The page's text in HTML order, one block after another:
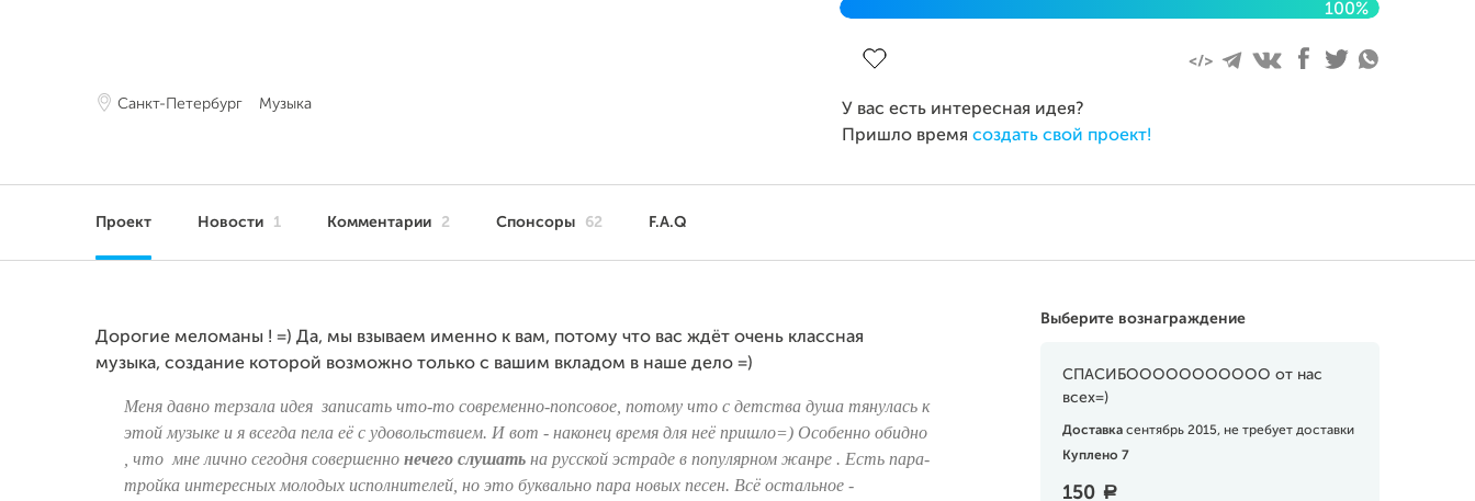
Санкт-Петербург Музыка
100%
У вас есть интересная идея?
Пришло время создать свой проект!
Проект Новости 1 Комментарии 2 Спонсоры 62 F.A.Q
Выберите вознаграждение
СПАСИБООООООООООО от нас
всех=)
Доставка сентябрь 2015, не требует доставки
Куплено 7
150 a
Дорогие меломаны ! =) Да, мы взываем именно к вам, потому что вас ждёт очень классная
музыка, создание которой возможно только с вашим вкладом в наше дело =)
Меня давно терзала идея записать что-то современно-попсовое, потому что с детства душа тянулась к
этой музыке и я всегда пела её с удовольствием. И вот - наконец время для неё пришло=) Особенно обидно
, что мне лично сегодня совершенно нечего слушатьна русской эстраде в популярном жанре . Есть пара-
тройка интересных молодых исполнителей, но это буквально пара новых песен. Всё остальное -